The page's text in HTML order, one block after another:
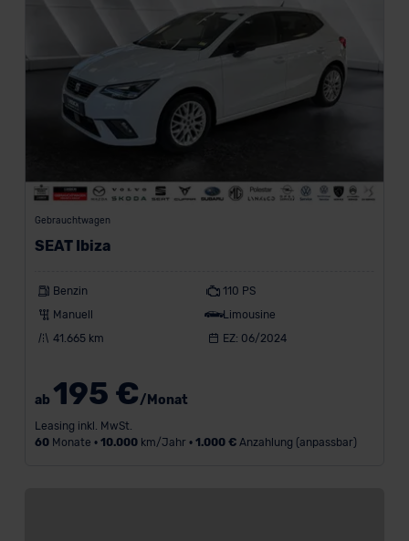
Gebrauchtwagen
SEAT Ibiza
Benzin
110 PS
Manuell
Limousine
41.665 km
EZ: 06/2024
ab 195 €/Monat
Leasing inkl. MwSt.
60Monate • 10.000km/Jahr • 1.000 €Anzahlung (anpassbar)